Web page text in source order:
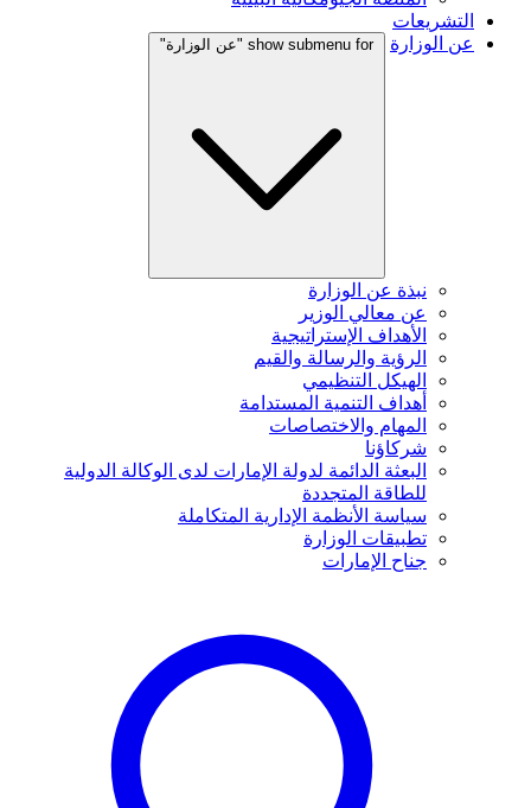
التشريعات
عن الوزارة
show submenu for "عن الوزارة"
نبذة عن الوزارة
عن معالي الوزير
الأهداف الإستراتيجية
الرؤية والرسالة والقيم
الهيكل التنظيمي
أهداف التنمية المستدامة
المهام والاختصاصات
شركاؤنا
البعثة الدائمة لدولة الإمارات لدى الوكالة الدولية
للطاقة المتجددة
سياسة الأنظمة الإدارية المتكاملة
تطبيقات الوزارة
جناح الإمارات